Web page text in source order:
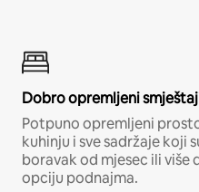
Dobro opremljeni
Potpuno opremljeni
kuhinju i sve sadržaje koji
boravak od mjesec ili više
opciju podnajma.